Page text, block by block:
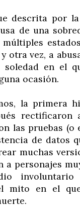
descrita por
de una
otra vez, a
soledad en el
ocasión.
la primera
las pruebas (o
de datos
muchas
a personajes
mito en el